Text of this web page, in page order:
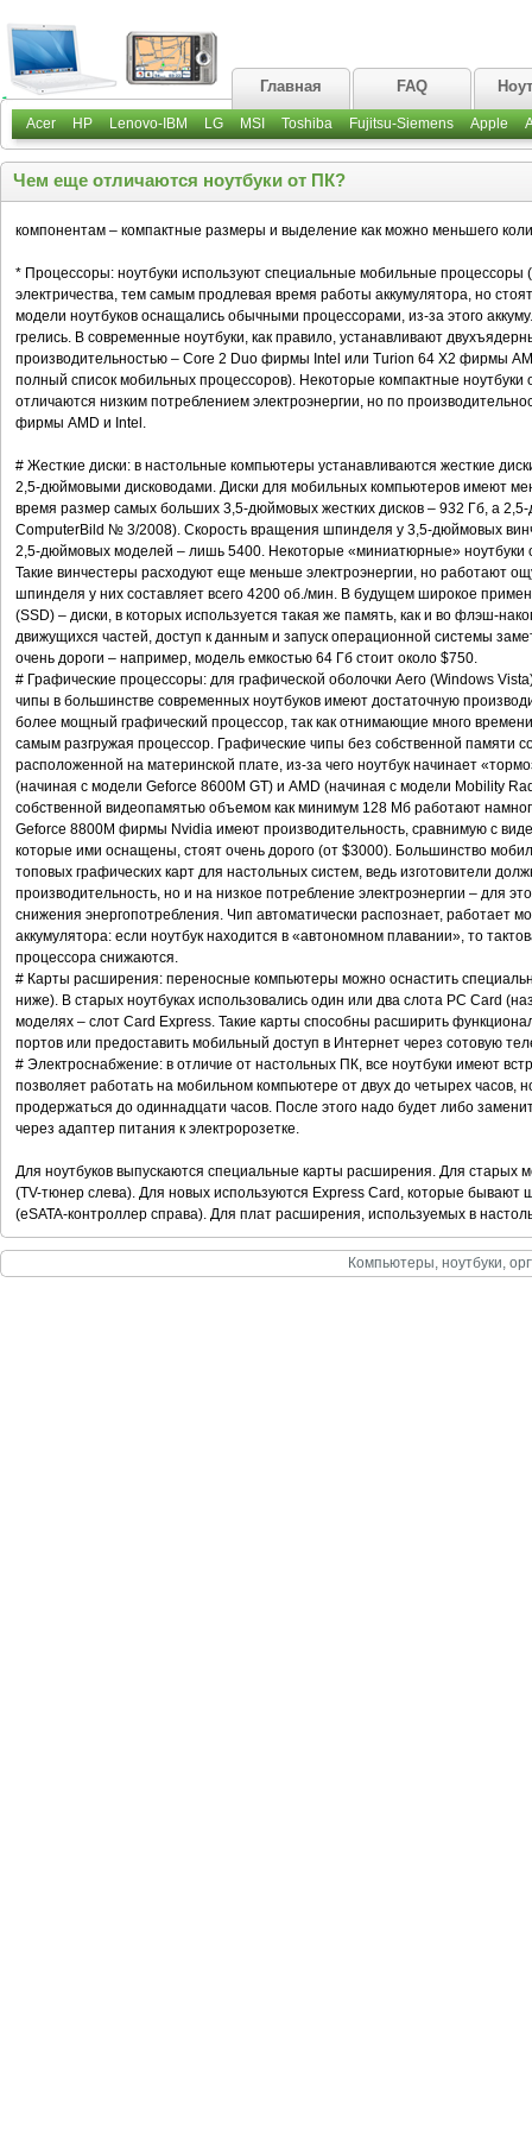
Главная FAQ
Acer HP Lenovo-IBM LG MSI Toshiba Fujitsu-Siemens Apple
Чем еще отличаются ноутбуки от ПК?
компонентам – компактные размеры и выделение как можно меньшего
* Процессоры: ноутбуки используют специальные мобильные процессоры
электричества, тем самым продлевая время работы аккумулятора, но
модели ноутбуков оснащались обычными процессорами, из-за этого
грелись. В современные ноутбуки, как правило, устанавливают
производительностью – Core 2 Duo фирмы Intel или Turion 64 X2 фирмы
полный список мобильных процессоров). Некоторые компактные
отличаются низким потреблением электроэнергии, но по
фирмы AMD и Intel.
# Жесткие диски: в настольные компьютеры устанавливаются жесткие
2,5-дюймовыми дисководами. Диски для мобильных компьютеров имеют
время размер самых больших 3,5-дюймовых жестких дисков – 932 Гб, а
ComputerBild № 3/2008). Скорость вращения шпинделя у 3,5-дюймовых
2,5-дюймовых моделей – лишь 5400. Некоторые «миниатюрные»
Такие винчестеры расходуют еще меньше электроэнергии, но работают
шпинделя у них составляет всего 4200 об./мин. В будущем широкое
(SSD) – диски, в которых используется такая же память, как и во флэш-
движущихся частей, доступ к данным и запуск операционной системы
очень дороги – например, модель емкостью 64 Гб стоит около $750.
# Графические процессоры: для графической оболочки Aero (Windows
чипы в большинстве современных ноутбуков имеют достаточную
более мощный графический процессор, так как отнимающие много
самым разгружая процессор. Графические чипы без собственной памяти
расположенной на материнской плате, из-за чего ноутбук начинает
(начиная с модели Geforce 8600M GT) и AMD (начиная с модели Mobility
собственной видеопамятью объемом как минимум 128 Мб работают
Geforce 8800M фирмы Nvidia имеют производительность, сравнимую с
которые ими оснащены, стоят очень дорого (от $3000). Большинство
топовых графических карт для настольных систем, ведь изготовители
производительность, но и на низкое потребление электроэнергии – для
снижения энергопотребления. Чип автоматически распознает, работает
аккумулятора: если ноутбук находится в «автономном плавании», то
процессора снижаются.
# Карты расширения: переносные компьютеры можно оснастить
ниже). В старых ноутбуках использовались один или два слота PC Card
моделях – слот Card Express. Такие карты способны расширить
портов или предоставить мобильный доступ в Интернет через сотовую
# Электроснабжение: в отличие от настольных ПК, все ноутбуки имеют
позволяет работать на мобильном компьютере от двух до четырех часов,
продержаться до одиннадцати часов. После этого надо будет либо
через адаптер питания к электророзетке.
Для ноутбуков выпускаются специальные карты расширения. Для старых
(TV-тюнер слева). Для новых используются Express Card, которые
(eSATA-контроллер справа). Для плат расширения, используемых в
Компьютеры, ноутбуки,